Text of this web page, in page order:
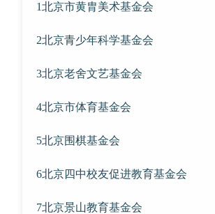
1北京市黄胄美术基金会
2北京青少年科学基金会
3北京老舍文艺基金会
4北京市体育基金会
5北京围棋基金会
6北京四中校友促进教育基金会
7北京景山教育基金会